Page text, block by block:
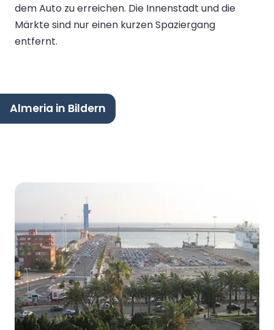
dem Auto zu erreichen. Die Innenstadt und die
Märkte sind nur einen kurzen Spaziergang
entfernt.
Almeria in Bildern